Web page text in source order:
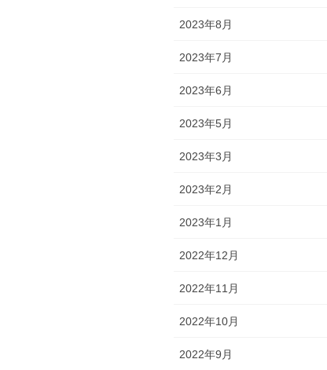
2023年8月
2023年7月
2023年6月
2023年5月
2023年3月
2023年2月
2023年1月
2022年12月
2022年11月
2022年10月
2022年9月